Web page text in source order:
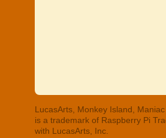
LucasArts, Monkey Island,
is a trademark of Raspberry Pi
with LucasArts, Inc.